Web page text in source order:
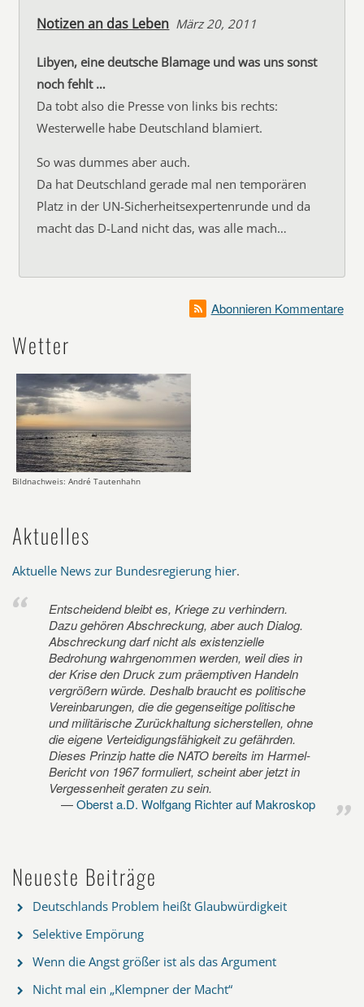
Notizen an das Leben März 20, 2011
Libyen, eine deutsche Blamage und was uns sonst
noch fehlt …
Da tobt also die Presse von links bis rechts:
Westerwelle habe Deutschland blamiert.
So was dummes aber auch.
Da hat Deutschland gerade mal nen temporären
Platz in der UN-Sicherheitsexpertenrunde und da
macht das D-Land nicht das, was alle mach…
Abonnieren Kommentare
Wetter
Bildnachweis: André Tautenhahn
Aktuelles
Aktuelle News zur Bundesregierung hier.
Entscheidend bleibt es, Kriege zu verhindern.
Dazu gehören Abschreckung, aber auch Dialog.
Abschreckung darf nicht als existenzielle
Bedrohung wahrgenommen werden, weil dies in
der Krise den Druck zum präemptiven Handeln
vergrößern würde. Deshalb braucht es politische
Vereinbarungen, die die gegenseitige politische
und militärische Zurückhaltung sicherstellen, ohne
die eigene Verteidigungsfähigkeit zu gefährden.
Dieses Prinzip hatte die NATO bereits im Harmel-
Bericht von 1967 formuliert, scheint aber jetzt in
Vergessenheit geraten zu sein.
Oberst a.D. Wolfgang Richter auf Makroskop
Neueste Beiträge
Deutschlands Problem heißt Glaubwürdigkeit
Selektive Empörung
Wenn die Angst größer ist als das Argument
Nicht mal ein „Klempner der Macht“